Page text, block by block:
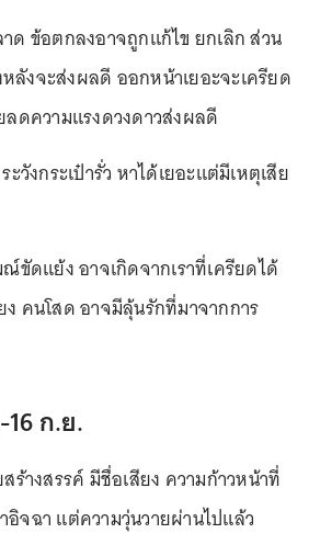
ด ข้อตกลงอาจถูกแก้ไข ยกเลิก ส่วน
ลังจะส่งผลดี ออกหน้าเยอะจะเครียด
ดความแรงดวงดาวส่งผลดี
วังกระเป๋ารั่ว หาได้เยอะแต่มีเหตุเสีย
ขัดแย้ง อาจเกิดจากเราที่เครียดได้
ง คนโสด อาจมีลุ้นรักที่มาจากการ
ก.ย.
ร้างสรรค์ มีชื่อเสียง ความก้าวหน้าที่
จฉา แต่ความวุ่นวายผ่านไปแล้ว